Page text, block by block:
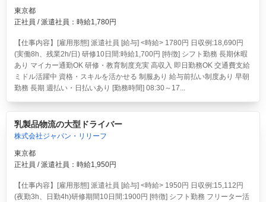
東京都
正社員 / 派遣社員：時給1,780円
【仕事内容】[雇用形態] 派遣社員 [給与] <時給> 1780円 日収例:18,690円
(実働8h、残業2h/日) 研修10日間:時給1,700円 [特徴] シフト勤務 長期休暇
あり マイカー通勤OK 研修・教育制度充実 高収入 即日勤務OK 交通費支給
ミドル活躍中 資格・スキルを活かせる 制服あり 給与前払い制度あり 早朝
勤務 長期 週払い・日払いあり [勤務時間] 08:30～17...
乳製品物流の大型ドライバー
株式会社ジャパン・リリーフ
東京都
正社員 / 派遣社員：時給1,950円
【仕事内容】[雇用形態] 派遣社員 [給与] <時給> 1950円 日収例:15,112円
(夜勤3h、日勤4h)研修期間10日間:1900円 [特徴] シフト勤務 フリーター活